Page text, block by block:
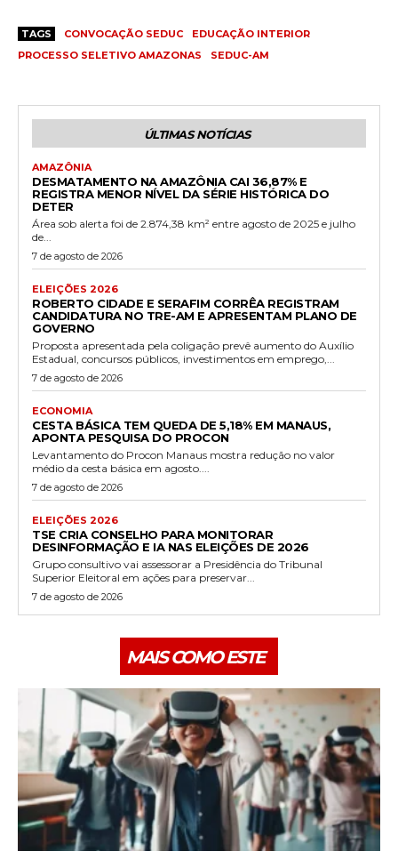
TAGS CONVOCAÇÃO SEDUC
EDUCAÇÃO INTERIOR
PROCESSO SELETIVO AMAZONAS
SEDUC-AM
ÚLTIMAS NOTÍCIAS
AMAZÔNIA
DESMATAMENTO NA AMAZÔNIA CAI 36,87% E
REGISTRA MENOR NÍVEL DA SÉRIE HISTÓRICA DO
DETER
Área sob alerta foi de 2.874,38 km² entre agosto de 2025 e julho
de...
7 de agosto de 2026
ELEIÇÕES 2026
ROBERTO CIDADE E SERAFIM CORRÊA REGISTRAM
CANDIDATURA NO TRE-AM E APRESENTAM PLANO DE
GOVERNO
Proposta apresentada pela coligação prevê aumento do Auxílio
Estadual, concursos públicos, investimentos em emprego,...
7 de agosto de 2026
ECONOMIA
CESTA BÁSICA TEM QUEDA DE 5,18% EM MANAUS,
APONTA PESQUISA DO PROCON
Levantamento do Procon Manaus mostra redução no valor
médio da cesta básica em agosto....
7 de agosto de 2026
ELEIÇÕES 2026
TSE CRIA CONSELHO PARA MONITORAR
DESINFORMAÇÃO E IA NAS ELEIÇÕES DE 2026
Grupo consultivo vai assessorar a Presidência do Tribunal
Superior Eleitoral em ações para preservar...
7 de agosto de 2026
MAIS COMO ESTE